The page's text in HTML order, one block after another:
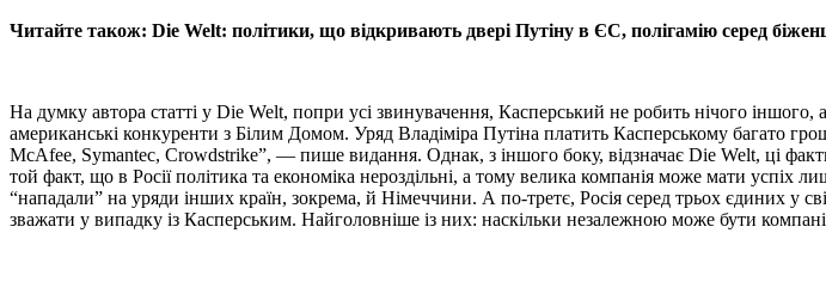
Читайте також: Die Welt: політики, що відкривають двері Путіну в ЄС, полігамію серед
На думку автора статті у Die Welt, попри усі звинувачення, Касперський не робить нічого
американські конкуренти з Білим Домом. Уряд Владіміра Путіна платить Касперському багато
McAfee, Symantec, Crowdstrike”, — пише видання. Однак, з іншого боку, відзначає Die Welt, ці
той факт, що в Росії політика та економіка нероздільні, а тому велика компанія може мати успіх
“нападали” на уряди інших країн, зокрема, й Німеччини. А по-третє, Росія серед трьох єдиних у
зважати у випадку із Касперським. Найголовніше із них: наскільки незалежною може бути